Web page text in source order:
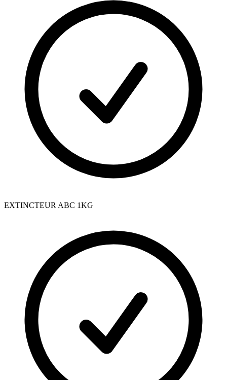
EXTINCTEUR ABC 1KG